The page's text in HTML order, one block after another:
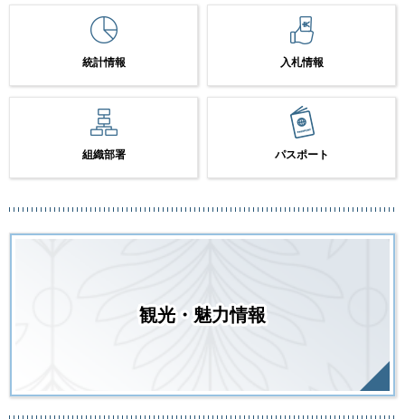
統計情報 入札情報
組織部署 パスポート
観光・魅力情報